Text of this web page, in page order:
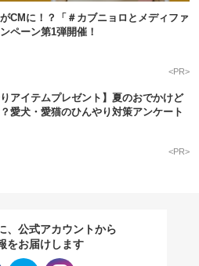
CMに！？「＃カブニョロとメディファ
ペーン第1弾開催！
<PR>
りアイテムプレゼント】夏のおでかけど
愛犬・愛猫のひんやり対策アンケート
<PR>
、公式アカウントから
をお届けします